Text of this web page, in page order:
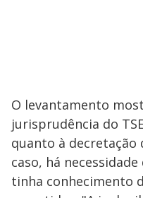
O levantamento
jurisprudência do
quanto à decretação
caso, há
tinha conhecimento